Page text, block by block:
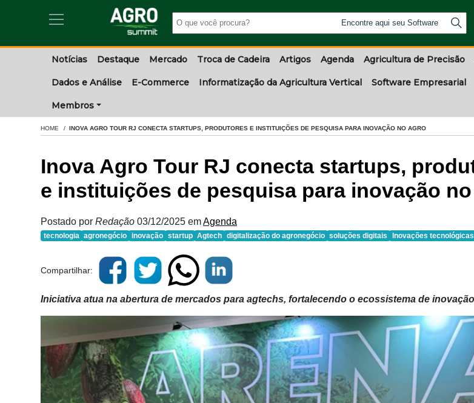
Encontre aqui seu Software
Notícias Destaque Mercado Troca de Cadeira Artigos Agenda Agricultura de Precisão
Dados e Análise E-Commerce Informatização da Agricultura Vertical Software Empresarial
Membros
HOME INOVA AGRO TOUR RJ CONECTA STARTUPS, PRODUTORES E INSTITUIÇÕES DE PESQUISA PARA INOVAÇÃO NO AGRO
Inova Agro Tour RJ conecta startups,
e instituições de pesquisa para inovação
Postado por Redação 03/12/2025 emAgenda
tecnologia agronegócio inovação startup Agtech digitalização do agronegócio soluções digitais Inovações tecnológicas
Compartilhar:
Iniciativa atua na abertura de mercados para agtechs, fortalecendo o ecossistema de